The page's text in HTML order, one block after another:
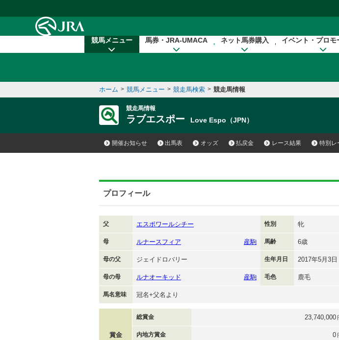
競馬メニュー 馬券・JRA-UMACA ネット馬券購入 イベント・プロモ
ホーム > 競馬メニュー > 競走馬検索 > 競走馬情報
競走馬情報
ラブエスポー Love Espo（JPN）
開催お知らせ 出馬表 オッズ 払戻金 レース結果 特別レ
プロフィール
父 エスポワールシチー 性別 牝
母 ルナースフィア 産駒 馬齢 6歳
母の父 ジェイドロバリー 生年月日 2017年5月3日
母の母 ルナオーキッド 産駒 毛色 鹿毛
馬名意味 冠名+父名より
賞金
総賞金 23,740,000
内地方賞金 0